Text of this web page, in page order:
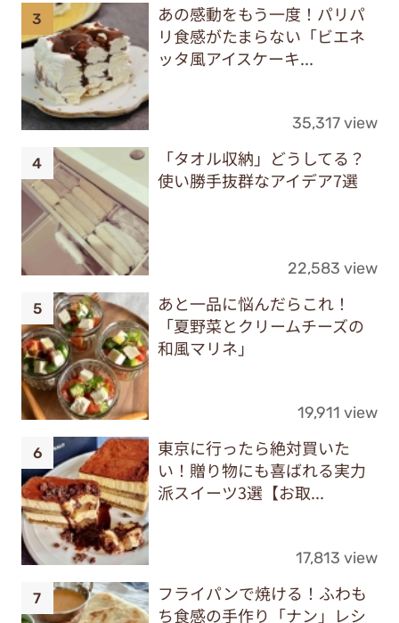
あの感動をもう一度！パリパ
リ食感がたまらない「ビエネ
ッタ風アイスケーキ...
35,317 view
「タオル収納」どうしてる？
使い勝手抜群なアイデア7選
22,583 view
あと一品に悩んだらこれ！
「夏野菜とクリームチーズの
和風マリネ」
19,911 view
東京に行ったら絶対買いた
い！贈り物にも喜ばれる実力
派スイーツ3選【お取...
17,813 view
フライパンで焼ける！ふわも
ち食感の手作り「ナン」レシ